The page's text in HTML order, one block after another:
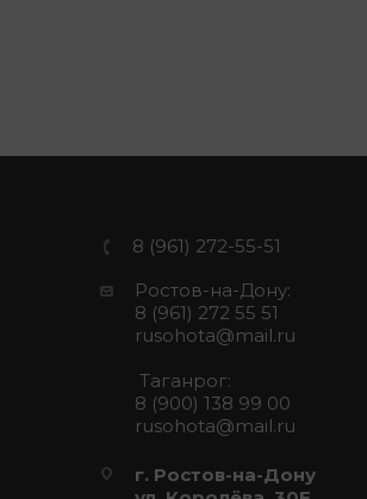
8 (961) 272-55-51
Ростов-на-Дону:
8 (961) 272 55 51
rusohota@mail.ru
Таганрог:
8 (900) 138 99 00
rusohota@mail.ru
г. Ростов-на-Дону